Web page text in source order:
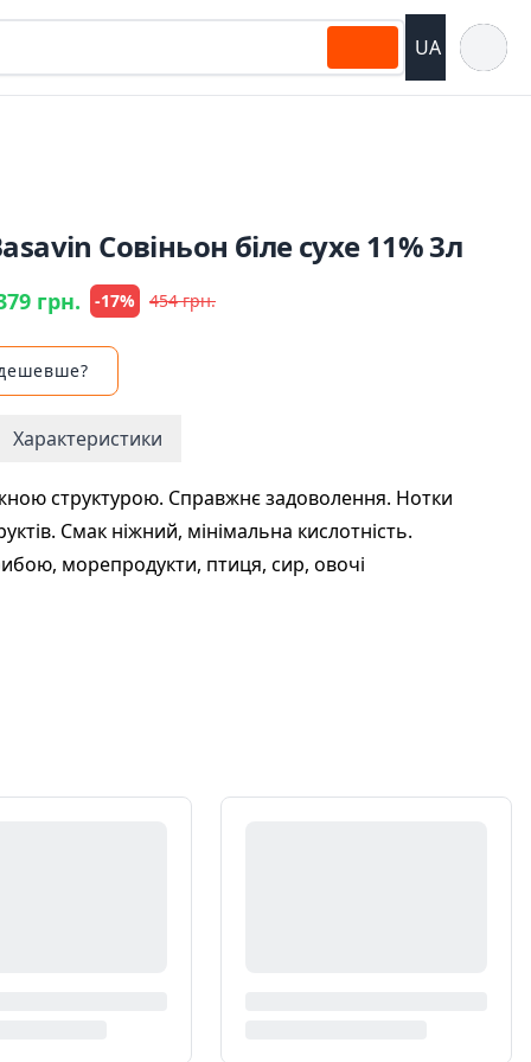
UA
Совіньон біле сухе 11% 3л
грн. -17% 454 грн.
Характеристики
структурою. Справжнє задоволення. Нотки
Смак ніжний, мінімальна кислотність.
морепродукти, птиця, сир, овочі